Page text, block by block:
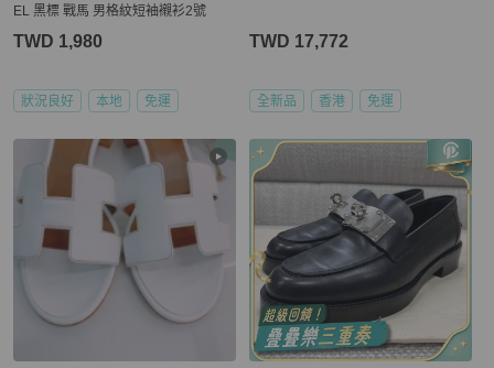
EL 黑標 戰馬 男格紋短袖襯衫2號
TWD 1,980
狀況良好 本地 免運
TWD 17,772
全新品 香港 免運